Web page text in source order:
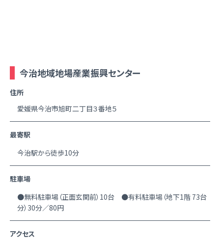
今治地域地場産業振興センター
住所
愛媛県今治市旭町二丁目３番地５
最寄駅
今治駅から徒歩10分
駐車場
●無料駐車場（正面玄関前）10台 ●有料駐車場（地下1階 73台
分）30分／80円
アクセス